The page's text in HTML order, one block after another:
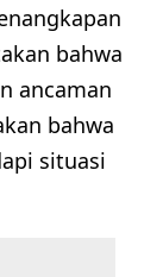
bahwa
ancaman
bahwa
situasi